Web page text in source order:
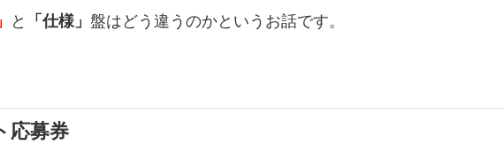
と 「仕様」 盤はどう違うのかというお話です。
応募券